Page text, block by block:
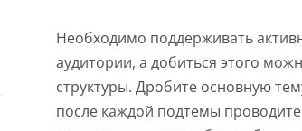
Необходимо поддерживать
аудитории, а добиться этого
структуры. Дробите основную
после каждой подтемы